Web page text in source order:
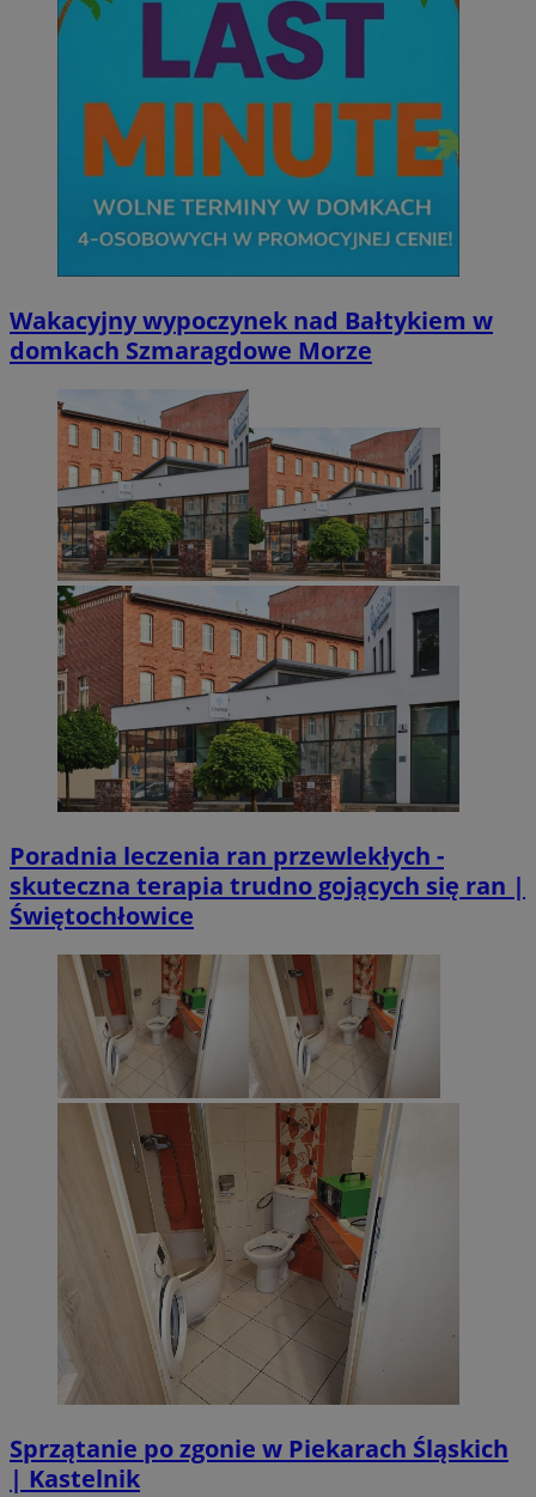
Wakacyjny wypoczynek nad Bałtykiem w
domkach Szmaragdowe Morze
Poradnia leczenia ran przewlekłych -
skuteczna terapia trudno gojących się ran |
Świętochłowice
Sprzątanie po zgonie w Piekarach Śląskich
| Kastelnik